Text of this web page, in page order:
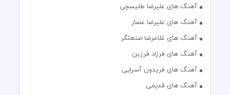
آهنگ های علیرضا طلیسچی
آهنگ های علیرضا عصار
آهنگ های غلامرضا صنعتگر
آهنگ های فرزاد فرزین
آهنگ های فریدون آسرایی
آهنگ های قدیمی